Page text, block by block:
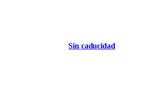
Sin caducidad